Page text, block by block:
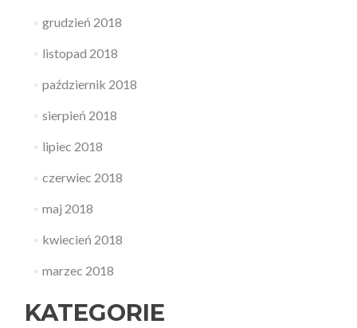
grudzień 2018
listopad 2018
październik 2018
sierpień 2018
lipiec 2018
czerwiec 2018
maj 2018
kwiecień 2018
marzec 2018
KATEGORIE